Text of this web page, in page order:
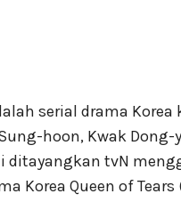
serial drama
hoon, Kwak Dong-
ditayangkan tvN
Korea Queen of Tears